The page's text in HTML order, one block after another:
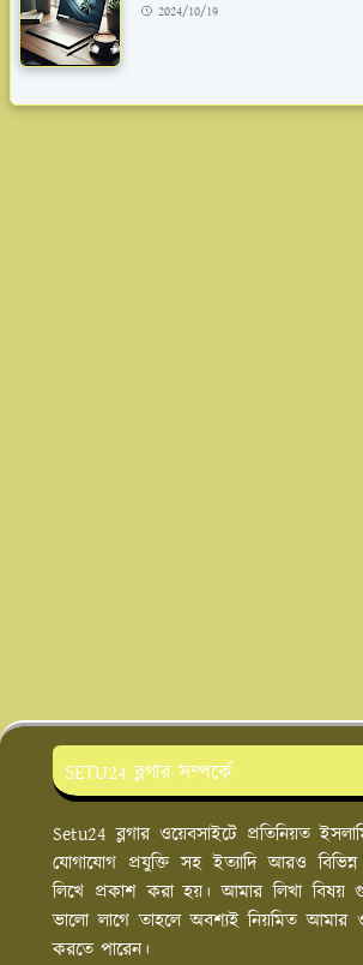
2024/10/19
SETU24 ব্লগার সম্পর্কে
Setu24 ব্লগার ওয়েবসাইটে প্রতিনিয়ত
যোগাযোগ প্রযুক্তি সহ ইত্যাদি আরও বিভিন্ন
লিখে প্রকাশ করা হয়। আমার লিখা
ভালো লাগে তাহলে অবশ্যই নিয়মিত আমার
করতে পারেন।‌